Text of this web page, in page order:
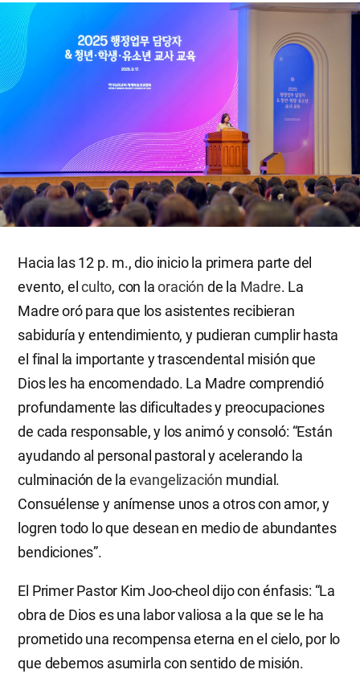
Hacia las 12 p. m., dio inicio la primera parte del
evento, elculto, con laoración de la Madre. La
Madre oró para que los asistentes recibieran
sabiduría y entendimiento, y pudieran cumplir hasta
el final la importante y trascendental misión que
Dios les ha encomendado. La Madre comprendió
profundamente las dificultades y preocupaciones
de cada responsable, y los animó y consoló: “Están
ayudando al personal pastoral y acelerando la
culminación de la evangelización mundial.
Consuélense y anímense unos a otros con amor, y
logren todo lo que desean en medio de abundantes
bendiciones”.
El Primer Pastor Kim Joo-cheol dijo con énfasis: “La
obra de Dios es una labor valiosa a la que se le ha
prometido una recompensa eterna en el cielo, por lo
que debemos asumirla con sentido de misión.